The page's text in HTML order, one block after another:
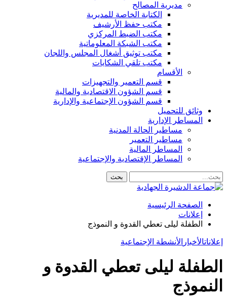
مديرية المصالح
الكتابة الخاصة للمديرية
مكتب حفظ الأرشيف
مكتب الضبط المركزي
مكتب الشبكة المعلوماتية
مكتب توثيق أشغال المجلس واللجان
مكتب تلقي الشكايات
الأقسام
قسم التعمير والتجهيزات
قسم الشؤون الاقتصادية والمالية
قسم الشؤون الإجتماعية والإدارية
وثائق للتحميل
المساطر الإدارية
مساطير الحالة المدنية
مساطير التعمير
المساطر المالية
المساطر الإقتصادية والإجتماعية
الصفحة الرئيسية
إعلانات
الطفلة ليلى تعطي القدوة و النموذج
إعلاناتالأخبار الأنشطة الإجتماعية
الطفلة ليلى تعطي القدوة و
النموذج